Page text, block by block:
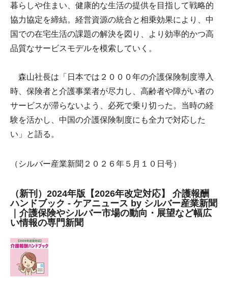
暮らしや住まい、健康的な生活の提供を目指して戦略的
協力協定を締結。経営資源の統合と相乗効果により、中
国での在宅生活の課題の解決を図り、より効率的かつ高
品質なサービスモデルを模索していく。
森山社長は「日本では２０００年の介護保険制度導入
時、保険者と介護事業者が尽力し、高齢者や障がい者の
サービスが滞らないよう、必死で乗り切った。当時の経
験を活かし、中国の介護保険制度にも全力で対応した
い」と語る。
（シルバー産業新聞２０２６年５月１０日号）
（新刊）2024年版【2026年改定対応】 介護報酬
ハンドブック - ケアニュース by シルバー産業新聞
｜介護保険やシルバー市場の動向・展望など幅広
い情報の専門新聞